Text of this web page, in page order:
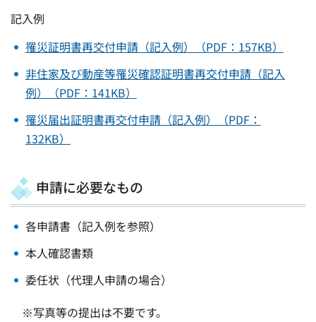
記入例
罹災証明書再交付申請（記入例）（PDF：157KB）
非住家及び動産等罹災確認証明書再交付申請（記入
例）（PDF：141KB）
罹災届出証明書再交付申請（記入例）（PDF：
132KB）
申請に必要なもの
各申請書（記入例を参照）
本人確認書類
委任状（代理人申請の場合）
※写真等の提出は不要です。